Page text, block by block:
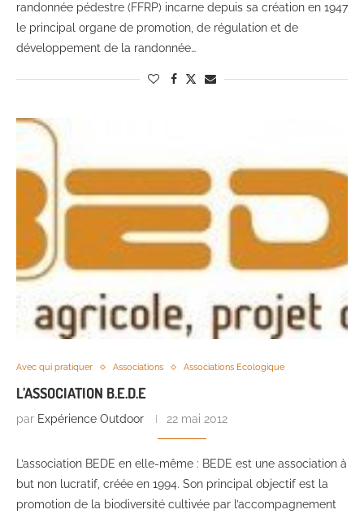
randonnée pédestre (FFRP) incarne depuis sa création en 1947
le principal organe de promotion, de régulation et de
développement de la randonnée…
Avec qui pratiquer Associations Associations Ecologique
L’ASSOCIATION B.E.D.E
par Expérience Outdoor 22 mai 2012
L’association BEDE en elle-même : BEDE est une association à
but non lucratif, créée en 1994. Son principal objectif est la
promotion de la biodiversité cultivée par l’accompagnement